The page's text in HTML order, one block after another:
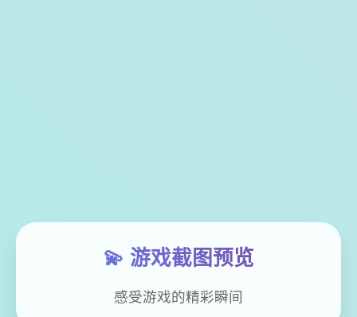
💫 游戏截图预览
感受游戏的精彩瞬间